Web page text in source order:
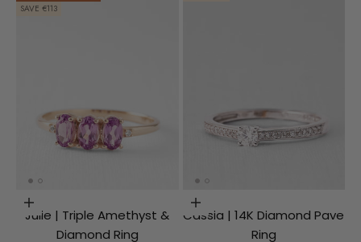
SAVE €113
Choosing options
Julie | Triple Amethyst &
Diamond Ring
Choosing options
Cassia | 14K Diamond Pave
Ring